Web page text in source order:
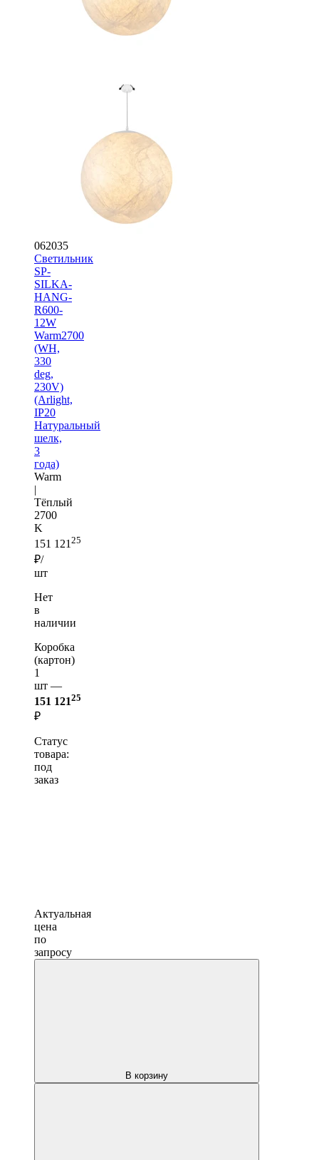
062035
Светильник
SP-
SILKA-
HANG-
R600-
12W
Warm2700
(WH,
330
deg,
230V)
(Arlight,
IP20
Натуральный
шелк,
3
года)
Warm
|
Тёплый
2700
K
151 12125
₽/
шт
Нет
в
наличии
Коробка
(картон)
1
шт —
151 12125
₽
Статус
товара:
под
заказ
Актуальная
цена
по
запросу
В корзину